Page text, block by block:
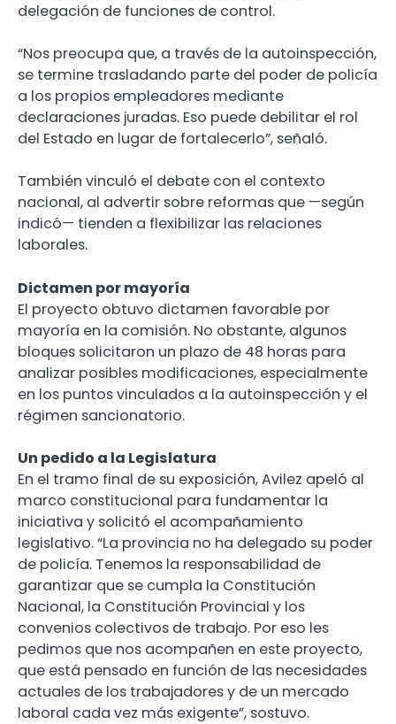
delegación de funciones de control.
“Nos preocupa que, a través de la autoinspección,
se termine trasladando parte del poder de policía
a los propios empleadores mediante
declaraciones juradas. Eso puede debilitar el rol
del Estado en lugar de fortalecerlo”, señaló.
También vinculó el debate con el contexto
nacional, al advertir sobre reformas que —según
indicó— tienden a flexibilizar las relaciones
laborales.
Dictamen por mayoría
El proyecto obtuvo dictamen favorable por
mayoría en la comisión. No obstante, algunos
bloques solicitaron un plazo de 48 horas para
analizar posibles modificaciones, especialmente
en los puntos vinculados a la autoinspección y el
régimen sancionatorio.
Un pedido a la Legislatura
En el tramo final de su exposición, Avilez apeló al
marco constitucional para fundamentar la
iniciativa y solicitó el acompañamiento
legislativo. “La provincia no ha delegado su poder
de policía. Tenemos la responsabilidad de
garantizar que se cumpla la Constitución
Nacional, la Constitución Provincial y los
convenios colectivos de trabajo. Por eso les
pedimos que nos acompañen en este proyecto,
que está pensado en función de las necesidades
actuales de los trabajadores y de un mercado
laboral cada vez más exigente”, sostuvo.